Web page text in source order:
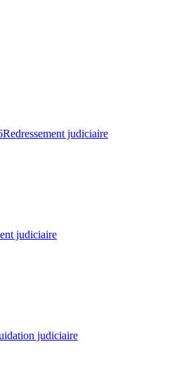
Redressement judiciaire
judiciaire
judiciaire